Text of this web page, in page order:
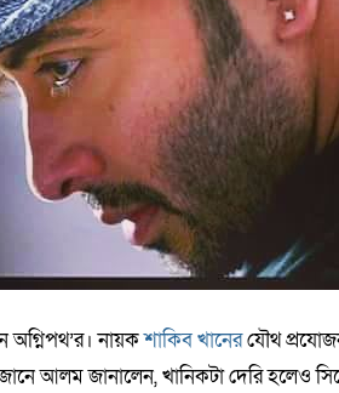
নায়কশাকিব খানেরযৌথ
আলম জানালেন, খানিকটা দেরি হলেও